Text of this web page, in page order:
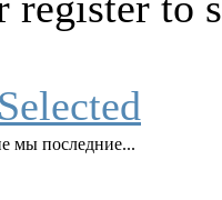
мы последние...